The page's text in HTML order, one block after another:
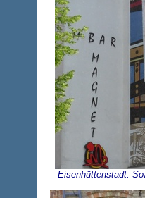
Eisenhüttenstadt: